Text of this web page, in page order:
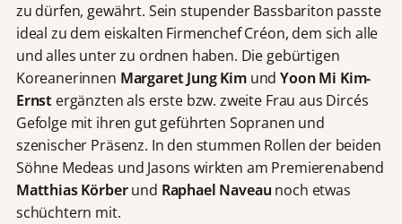
zu dürfen, gewährt. Sein stupender Bassbariton passte
ideal zu dem eiskalten Firmenchef Créon, dem sich alle
und alles unter zu ordnen haben. Die gebürtigen
Koreanerinnen Margaret Jung KimundYoon Mi Kim-
Ernst ergänzten als erste bzw. zweite Frau aus Dircés
Gefolge mit ihren gut geführten Sopranen und
szenischer Präsenz. In den stummen Rollen der beiden
Söhne Medeas und Jasons wirkten am Premierenabend
MatthiasKörberund Raphael Naveau noch etwas
schüchtern mit.